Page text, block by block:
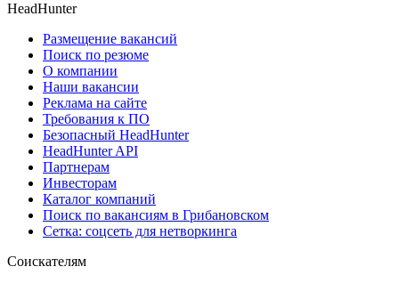
HeadHunter
Размещение вакансий
Поиск по резюме
О компании
Наши вакансии
Реклама на сайте
Требования к ПО
Безопасный HeadHunter
HeadHunter API
Партнерам
Инвесторам
Каталог компаний
Поиск по вакансиям в Грибановском
Сетка: соцсеть для нетворкинга
Соискателям